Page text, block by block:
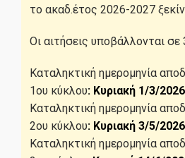
το ακαδ.έτος 2026-2027
Οι αιτήσεις υποβάλλονται σε
Καταληκτική ημερομηνία
1ου κύκλου: Κυριακή 1/3/
Καταληκτική ημερομηνία
2ου κύκλου: Κυριακή 3/5/
Καταληκτική ημερομηνία